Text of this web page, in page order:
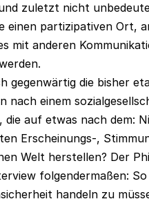
zuletzt nicht
einen partizipativen Ort,
mit anderen
gegenwärtig die bisher
nach einem
die auf etwas nach dem:
Erscheinungs-,
Welt herstellen? Der
folgendermaßen:
handeln zu